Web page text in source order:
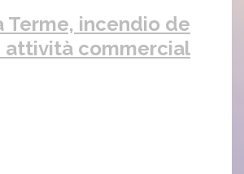
Terme, incendio de
attività commercial